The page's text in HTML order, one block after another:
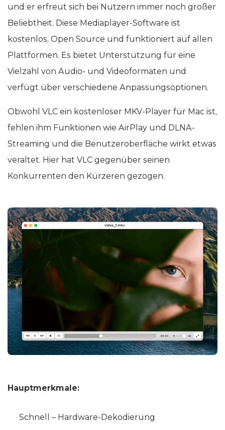
und er erfreut sich bei Nutzern immer noch großer
Beliebtheit. Diese Mediaplayer-Software ist
kostenlos, Open Source und funktioniert auf allen
Plattformen. Es bietet Unterstützung für eine
Vielzahl von Audio- und Videoformaten und
verfügt über verschiedene Anpassungsoptionen.
Obwohl VLC ein kostenloser MKV-Player für Mac ist,
fehlen ihm Funktionen wie AirPlay und DLNA-
Streaming und die Benutzeroberfläche wirkt etwas
veraltet. Hier hat VLC gegenüber seinen
Konkurrenten den Kürzeren gezogen.
Hauptmerkmale:
Schnell – Hardware-Dekodierung